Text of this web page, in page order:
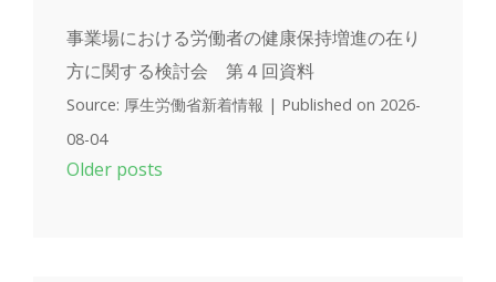
事業場における労働者の健康保持増進の在り
方に関する検討会 第４回資料
Source: 厚生労働省新着情報
Published on 2026-
08-04
Older posts